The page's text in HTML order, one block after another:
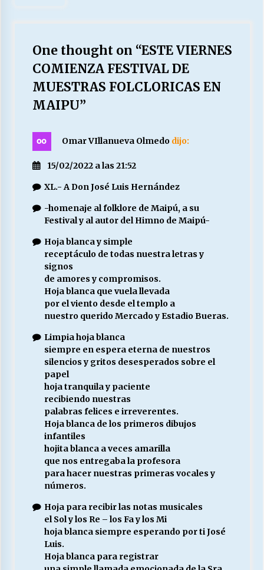
One thought on “ESTE VIERNES
COMIENZA FESTIVAL DE
MUESTRAS FOLCLORICAS EN
MAIPU”
Omar VIllanueva Olmedo dijo:
15/02/2022 a las 21:52
XL.- A Don José Luis Hernández
-homenaje al folklore de Maipú, a su
Festival y al autor del Himno de Maipú-
Hoja blanca y simple
receptáculo de todas nuestra letras y
signos
de amores y compromisos.
Hoja blanca que vuela llevada
por el viento desde el templo a
nuestro querido Mercado y Estadio Bueras.
Limpia hoja blanca
siempre en espera eterna de nuestros
silencios y gritos desesperados sobre el
papel
hoja tranquila y paciente
recibiendo nuestras
palabras felices e irreverentes.
Hoja blanca de los primeros dibujos
infantiles
hojita blanca a veces amarilla
que nos entregaba la profesora
para hacer nuestras primeras vocales y
números.
Hoja para recibir las notas musicales
el Sol y los Re – los Fa y los Mi
hoja blanca siempre esperando por ti José
Luis.
Hoja blanca para registrar